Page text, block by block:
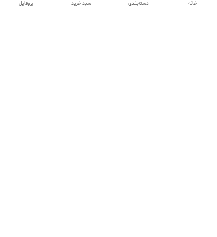
پروفایل سبد خرید دسته‌بندی خانه